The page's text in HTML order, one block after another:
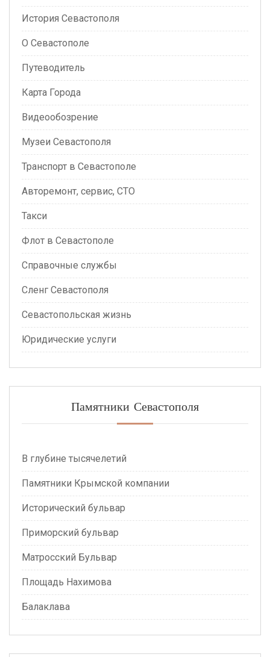
История Севастополя
О Севастополе
Путеводитель
Карта Города
Видеообозрение
Музеи Севастополя
Транспорт в Севастополе
Авторемонт, сервис, СТО
Такси
Флот в Севастополе
Справочные службы
Сленг Севастополя
Севастопольская жизнь
Юридические услуги
Памятники Севастополя
В глубине тысячелетий
Памятники Крымской компании
Исторический бульвар
Приморский бульвар
Матросский Бульвар
Площадь Нахимова
Балаклава